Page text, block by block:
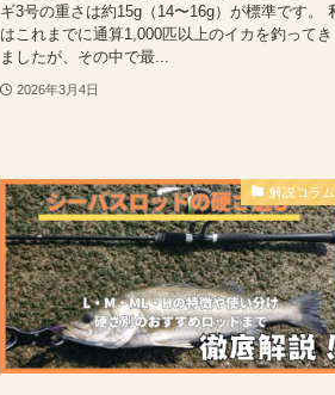
ギ3号の重さは約15g（14〜16g）が標準です。
はこれまでに通算1,000匹以上のイカを釣ってき
ましたが、その中で最...
2026年3月4日
解説コラム